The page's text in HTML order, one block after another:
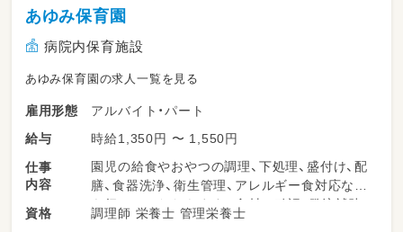
あゆみ保育園
病院内保育施設
あゆみ保育園の求人一覧を見る
雇用形態
アルバイト・パート
給与
時給1,350円 〜 1,550円
仕事
内容
園児の給食やおやつの調理、下処理、盛付け、配
膳、食器洗浄、衛生管理、アレルギー食対応など
を行っていただきます。食材の確認・発注補助
なども一部お任せします。栄養面だけでなく、
資格 調理師 栄養士 管理栄養士